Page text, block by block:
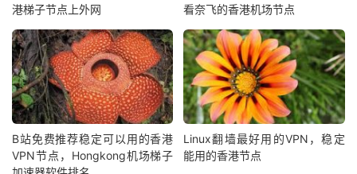
港梯子节点上外网
看奈飞的香港机场节点
B站免费推荐稳定可以用的香港
VPN节点，Hongkong机场梯子
Linux翻墙最好用的VPN，稳定
能用的香港节点